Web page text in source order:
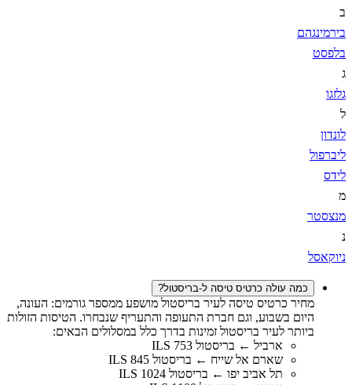
ב
בירמינגהם
בלפסט
ג
גלזגו
ל
לונדון
ליברפול
לידס
מ
מנצסטר
נ
ניוקאסל
כמה עולה כרטיס טיסה ל-בריסטול?
מחיר כרטיס טיסה לעיר בריסטול מושפע ממספר גורמים: העונה,
היום בשבוע, וגם חברת התעופה והתעריף שנבחרו. הטיסות הזולות
ביותר לעיר בריסטול זמינות בדרך כלל במסלולים הבאים:
ארביל ← בריסטול 753 ILS
שארם אל שייח ← בריסטול 845 ILS
תל אביב יפו ← בריסטול 1024 ILS